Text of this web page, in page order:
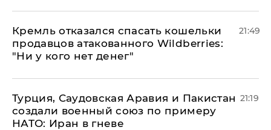
Кремль отказался спасать кошельки
продавцов атакованного Wildberries:
"Ни у кого нет денег"
21:49
Турция, Саудовская Аравия и Пакистан
создали военный союз по примеру
НАТО: Иран в гневе
21:19